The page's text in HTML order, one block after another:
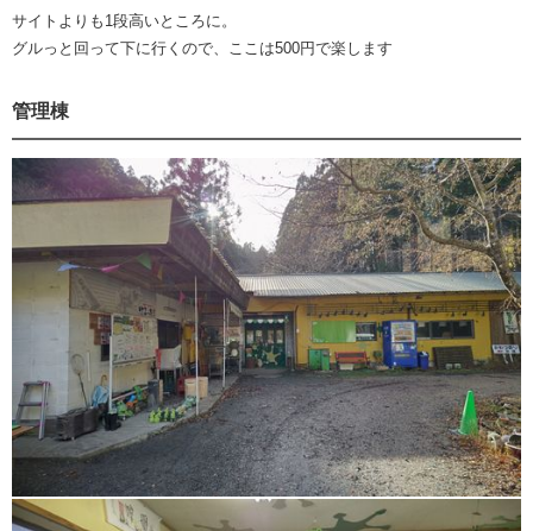
サイトよりも1段高いところに。
グルっと回って下に行くので、ここは500円で楽します
管理棟